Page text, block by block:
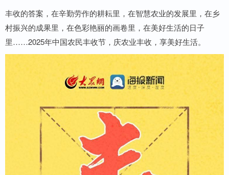
丰收的答案，在辛勤劳作的耕耘里，在智慧农业的发展里，在乡
村振兴的成果里，在色彩艳丽的画卷里，在美好生活的日子
里……2025年中国农民丰收节，庆农业丰收，享美好生活。